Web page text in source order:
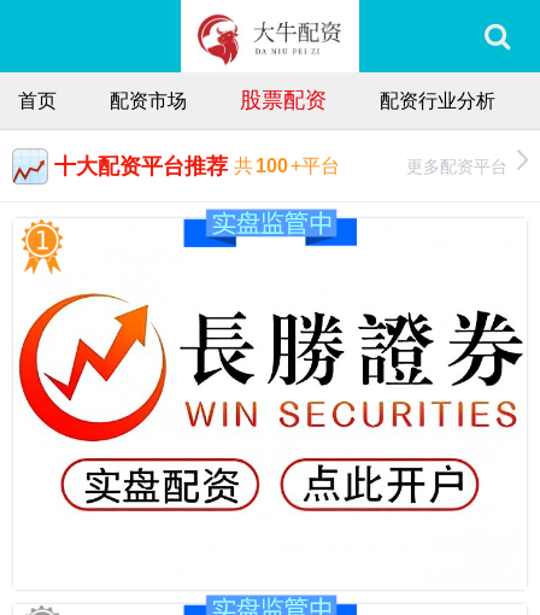
首页 配资市场 股票配资 配资行业分析
十大配资平台推荐 共100+平台 更多配资平台